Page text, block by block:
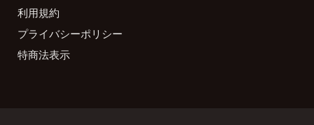
利用規約
プライバシーポリシー
特商法表示